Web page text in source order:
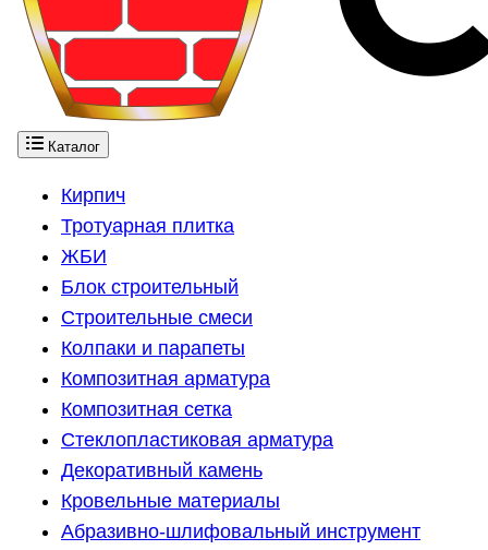
Каталог
Кирпич
Тротуарная плитка
ЖБИ
Блок строительный
Строительные смеси
Колпаки и парапеты
Композитная арматура
Композитная сетка
Стеклопластиковая арматура
Декоративный камень
Кровельные материалы
Абразивно-шлифовальный инструмент